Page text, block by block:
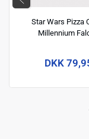
Star Wars Pizza
Millennium
DKK